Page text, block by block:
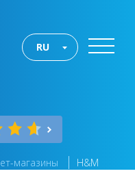
RU
магазины H&M